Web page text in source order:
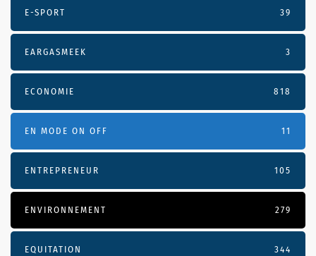
E-SPORT 39
EARGASMEEK 3
ECONOMIE 818
EN MODE ON OFF 11
ENTREPRENEUR 105
ENVIRONNEMENT 279
EQUITATION 344